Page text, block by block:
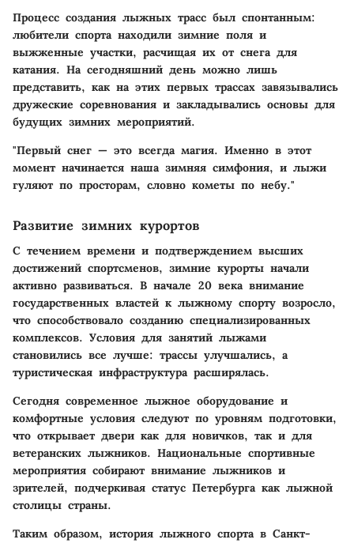
Процесс создания лыжных трасс был спонтанным:
любители спорта находили зимние поля и
выжженные участки, расчищая их от снега для
катания. На сегодняшний день можно лишь
представить, как на этих первых трассах завязывались
дружеские соревнования и закладывались основы для
будущих зимних мероприятий.
"Первый снег — это всегда магия. Именно в этот
момент начинается наша зимняя симфония, и лыжи
гуляют по просторам, словно кометы по небу."
Развитие зимних курортов
С течением времени и подтверждением высших
достижений спортсменов, зимние курорты начали
активно развиваться. В начале 20 века внимание
государственных властей к лыжному спорту возросло,
что способствовало созданию специализированных
комплексов. Условия для занятий лыжами
становились все лучше: трассы улучшались, а
туристическая инфраструктура расширялась.
Сегодня современное лыжное оборудование и
комфортные условия следуют по уровням подготовки,
что открывает двери как для новичков, так и для
ветеранских лыжников. Национальные спортивные
мероприятия собирают внимание лыжников и
зрителей, подчеркивая статус Петербурга как лыжной
столицы страны.
Таким образом, история лыжного спорта в Санкт-